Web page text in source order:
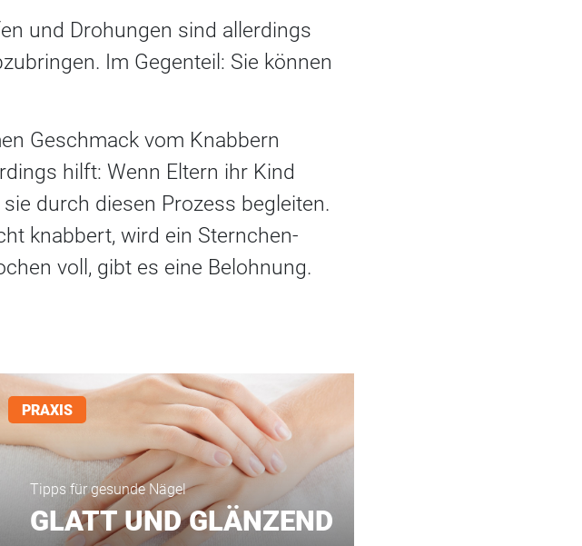
und Drohungen sind allerdings
Im Gegenteil: Sie können
Geschmack vom Knabbern
hilft: Wenn Eltern ihr Kind
durch diesen Prozess begleiten.
knabbert, wird ein Sternchen-
voll, gibt es eine Belohnung.
PRAXIS
Tipps für gesunde Nägel
GLATT UND GLÄNZEND